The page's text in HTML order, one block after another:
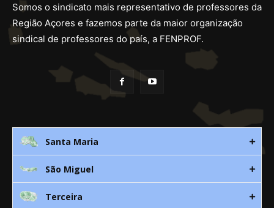
Somos o sindicato mais representativo de professores da
Região Açores e fazemos parte da maior organização
sindical de professores do país, a FENPROF.
Santa Maria
Rua 3. Leandres Chaves, 12C
São Miguel
Av. D. João lll, bloco A, nº10 – 3º
Terceira